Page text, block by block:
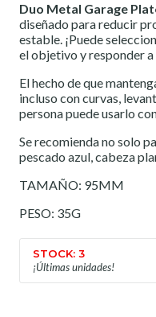
Duo Metal Garage
diseñado para reducir
estable. ¡Puede
el objetivo y responder
El hecho de que
incluso con curvas,
persona puede usarlo
Se recomienda no solo
pescado azul, cabeza
TAMAÑO: 95MM
PESO: 35G
STOCK: 3
¡Últimas unidades!